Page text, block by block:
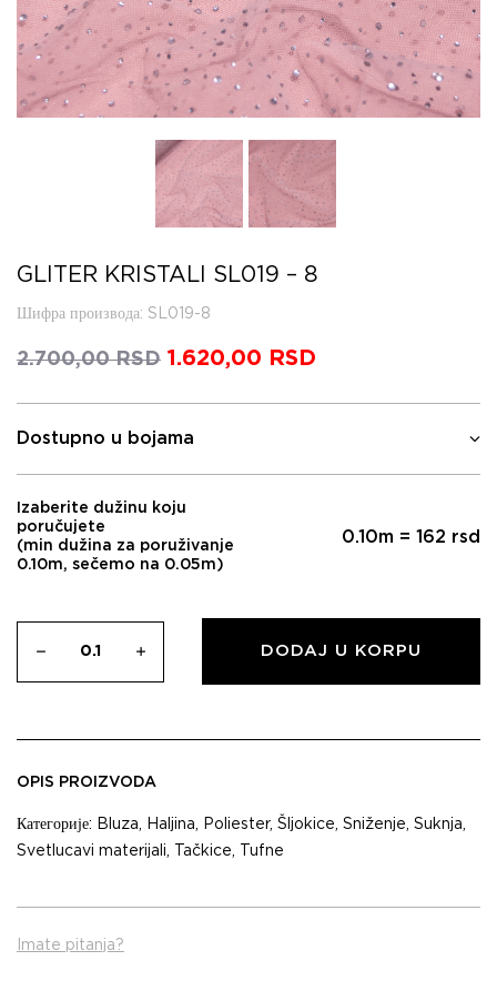
GLITER KRISTALI SL019 – 8
Шифра производа: SL019-8
2.700,00RSD Оригинална
је
била:
1.620,00 RSD
је:
Dostupno u bojama
Izaberite dužinu koju
poručujete
(min dužina za poruživanje
0.10m, sečemo na 0.05m)
0.10m = 162 rsd
DODAJ U KORPU
OPIS PROIZVODA
Категорије: Bluza, Haljina, Poliester, Šljokice, Sniženje, Suknja,
Svetlucavi materijali, Tačkice, Tufne
Imate pitanja?